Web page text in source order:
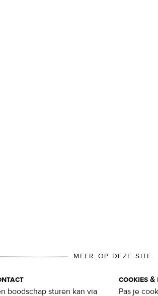
MEER OP DEZE SITE
boodschap sturen kan via
cookies
Pas je